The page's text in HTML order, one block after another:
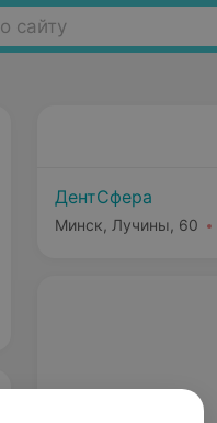
сайту
ДентСфера
Минск, Лучины, 60